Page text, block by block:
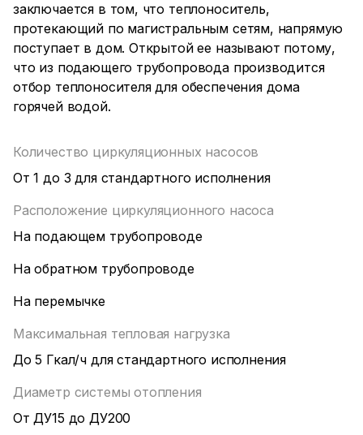
заключается в том, что теплоноситель,
протекающий по магистральным сетям, напрямую
поступает в дом. Открытой ее называют потому,
что из подающего трубопровода производится
отбор теплоносителя для обеспечения дома
горячей водой.
Количество циркуляционных насосов
От 1 до 3 для стандартного исполнения
Расположение циркуляционного насоса
На подающем трубопроводе
На обратном трубопроводе
На перемычке
Максимальная тепловая нагрузка
До 5 Гкал/ч для стандартного исполнения
Диаметр системы отопления
От ДУ15 до ДУ200